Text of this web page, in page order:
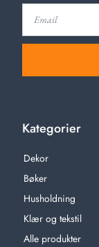
Kategorier
Dekor
Bøker
Husholdning
Klær og tekstil
Alle produkter